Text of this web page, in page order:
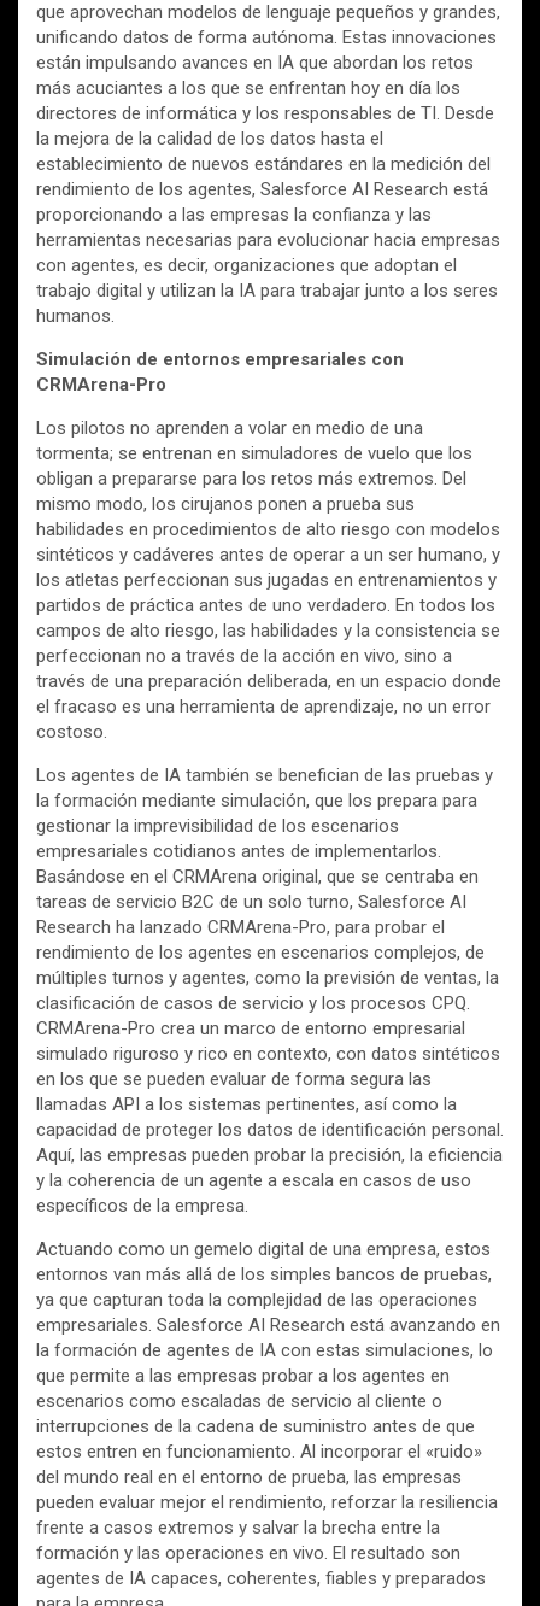
que aprovechan modelos de lenguaje pequeños y grandes,
unificando datos de forma autónoma. Estas innovaciones
están impulsando avances en IA que abordan los retos
más acuciantes a los que se enfrentan hoy en día los
directores de informática y los responsables de TI. Desde
la mejora de la calidad de los datos hasta el
establecimiento de nuevos estándares en la medición del
rendimiento de los agentes, Salesforce AI Research está
proporcionando a las empresas la confianza y las
herramientas necesarias para evolucionar hacia empresas
con agentes, es decir, organizaciones que adoptan el
trabajo digital y utilizan la IA para trabajar junto a los seres
humanos.
Simulación de entornos empresariales con
CRMArena-Pro
Los pilotos no aprenden a volar en medio de una
tormenta; se entrenan en simuladores de vuelo que los
obligan a prepararse para los retos más extremos. Del
mismo modo, los cirujanos ponen a prueba sus
habilidades en procedimientos de alto riesgo con modelos
sintéticos y cadáveres antes de operar a un ser humano, y
los atletas perfeccionan sus jugadas en entrenamientos y
partidos de práctica antes de uno verdadero. En todos los
campos de alto riesgo, las habilidades y la consistencia se
perfeccionan no a través de la acción en vivo, sino a
través de una preparación deliberada, en un espacio donde
el fracaso es una herramienta de aprendizaje, no un error
costoso.
Los agentes de IA también se benefician de las pruebas y
la formación mediante simulación, que los prepara para
gestionar la imprevisibilidad de los escenarios
empresariales cotidianos antes de implementarlos.
Basándose en el CRMArena original, que se centraba en
tareas de servicio B2C de un solo turno, Salesforce AI
Research ha lanzado CRMArena-Pro, para probar el
rendimiento de los agentes en escenarios complejos, de
múltiples turnos y agentes, como la previsión de ventas, la
clasificación de casos de servicio y los procesos CPQ.
CRMArena-Pro crea un marco de entorno empresarial
simulado riguroso y rico en contexto, con datos sintéticos
en los que se pueden evaluar de forma segura las
llamadas API a los sistemas pertinentes, así como la
capacidad de proteger los datos de identificación personal.
Aquí, las empresas pueden probar la precisión, la eficiencia
y la coherencia de un agente a escala en casos de uso
específicos de la empresa.
Actuando como un gemelo digital de una empresa, estos
entornos van más allá de los simples bancos de pruebas,
ya que capturan toda la complejidad de las operaciones
empresariales. Salesforce AI Research está avanzando en
la formación de agentes de IA con estas simulaciones, lo
que permite a las empresas probar a los agentes en
escenarios como escaladas de servicio al cliente o
interrupciones de la cadena de suministro antes de que
estos entren en funcionamiento. Al incorporar el «ruido»
del mundo real en el entorno de prueba, las empresas
pueden evaluar mejor el rendimiento, reforzar la resiliencia
frente a casos extremos y salvar la brecha entre la
formación y las operaciones en vivo. El resultado son
agentes de IA capaces, coherentes, fiables y preparados